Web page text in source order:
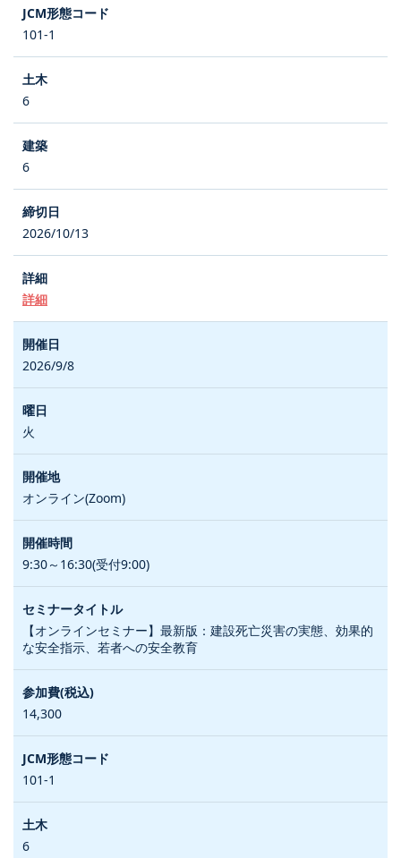
101-1
6
6
2026/10/13
詳細
2026/9/8
火
オンライン(Zoom)
9:30～16:30(受付9:00)
【オンラインセミナー】最新版：建設死亡災害の実態、効果的
な安全指示、若者への安全教育
14,300
101-1
6